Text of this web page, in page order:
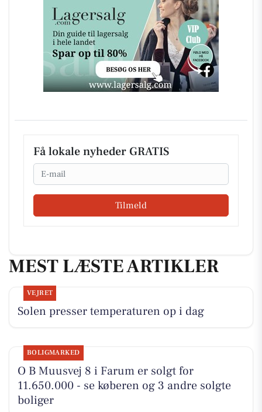
Få lokale nyheder GRATIS
Email
Tilmeld
MEST LÆSTE ARTIKLER
VEJRET
Solen presser temperaturen op i dag
BOLIGMARKED
O B Muusvej 8 i Farum er solgt for
11.650.000 - se køberen og 3 andre solgte
boliger